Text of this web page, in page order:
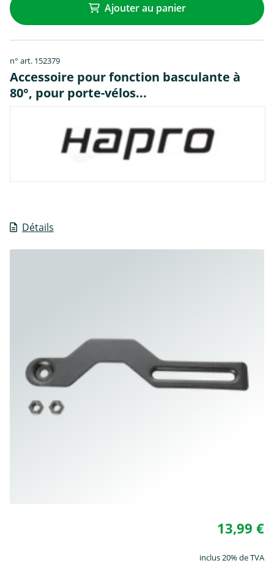
Ajouter au panier
n° art. 152379
Accessoire pour fonction basculante à
80°, pour porte-vélos...
Détails
13,99 €
inclus 20% de TVA